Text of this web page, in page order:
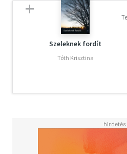
Szeleknek fordít
Tóth Krisztina